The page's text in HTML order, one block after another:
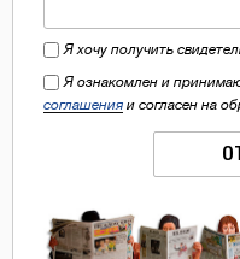
Я хочу получить
Я ознакомлен и
соглашения и согласен на